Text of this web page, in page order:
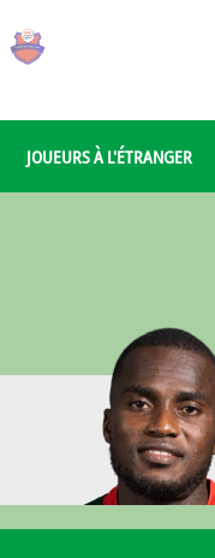
JOUEURS À L'ÉTRANGER